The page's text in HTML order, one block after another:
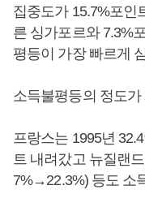
집중도가 15.7%포인
른 싱가포르와 7.3%
평등이 가장 빠르게
소득불평등의 정도
프랑스는 1995년
트 내려갔고 뉴질랜
7%→22.3%) 등도 소